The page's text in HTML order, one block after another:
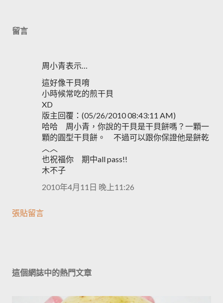
留言
周小青表示…
這好像干貝唷
小時候常吃的煎干貝
XD
版主回覆：(05/26/2010 08:43:11 AM)
哈哈 周小青，你說的干貝是干貝餅嗎？一顆一
顆的圓型干貝餅。 不過可以跟你保證他是餅乾
︿︿
也祝福你 期中all pass!!
木不子
2010年4月11日 晚上11:26
張貼留言
這個網誌中的熱門文章